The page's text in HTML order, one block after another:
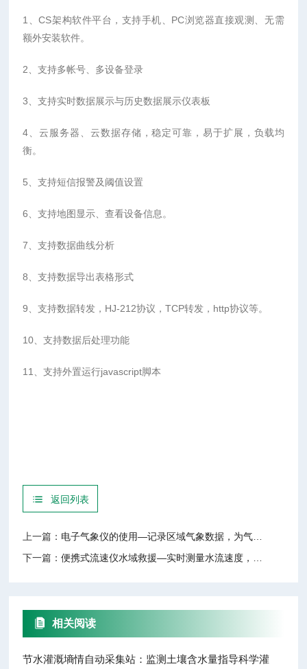
1、CS架构软件平台，支持手机、PC浏览器直接观测、无需
额外安装软件。
2、支持多帐号、多设备登录
3、支持实时数据展示与历史数据展示仪表板
4、云服务器、云数据存储，稳定可靠，易于扩展，负载均
衡。
5、支持短信报警及阈值设置
6、支持地图显示、查看设备信息。
7、支持数据曲线分析
8、支持数据导出表格形式
9、支持数据转发，HJ-212协议，TCP转发，http协议等。
10、支持数据后处理功能
11、支持外置运行javascript脚本
返回列表
上一篇： 电子气象仪的使用—记录区域气象数据，为气候变化研究等提供数据支持
下一篇：便携式流速仪水域救援—实时测量水流速度，为救援人员提供关键的水域信息
相关阅读
节水灌溉墒情自动采集站：监测土壤含水量指导科学灌